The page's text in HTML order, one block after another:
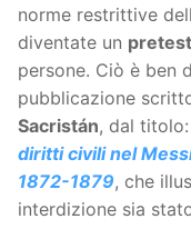
norme restrittive
diventate un
persone. Ciò è ben
pubblicazione
Sacristán, dal titolo:
diritti civili nel
1872-1879, che
interdizione sia